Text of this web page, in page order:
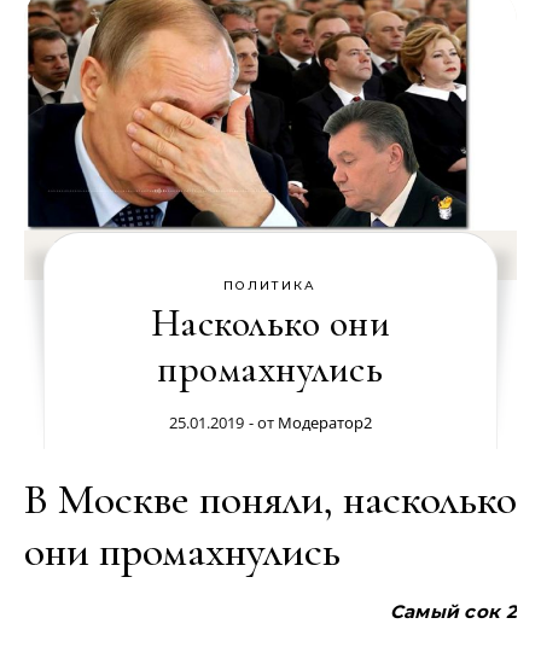
ПОЛИТИКА
Насколько они
промахнулись
25.01.2019 - от Модератор2
В Москве поняли, насколько
они промахнулись
Самый сок 2